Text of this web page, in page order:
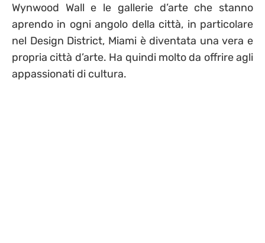
Wynwood Wall e le gallerie d’arte che stanno
aprendo in ogni angolo della città, in particolare
nel Design District, Miami è diventata una vera e
propria città d’arte. Ha quindi molto da offrire agli
appassionati di cultura.